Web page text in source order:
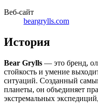
Веб-сайт
beargrylls.com
История
Bear Grylls — это бренд,
стойкость и умение
ситуаций. Созданный
планеты, он объединяет
экстремальных